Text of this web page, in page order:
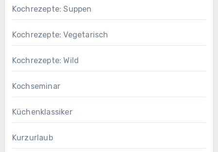
Kochrezepte: Suppen
Kochrezepte: Vegetarisch
Kochrezepte: Wild
Kochseminar
Küchenklassiker
Kurzurlaub